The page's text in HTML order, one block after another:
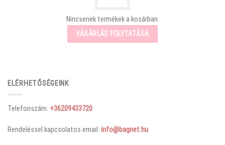
Nincsenek termékek a kosárban.
VÁSÁRLÁS FOLYTATÁSA
ELÉRHETŐSÉGEINK
Telefonszám: +36209433720
Rendeléssel kapcsolatos email: info@bagnet.hu